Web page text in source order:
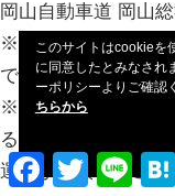
岡山自動車道 岡山
※公共交通機関・自
で登ることになりま
※また道幅が非常に
る場所まで移動の
運転が不慣れ、ご心
Facebook
TwitterLine
このサイトはcookieを
に同意したとみなされ
ーポリシーよりご確認
ちらから